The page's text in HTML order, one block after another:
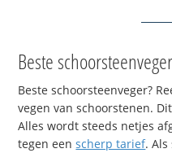
Beste schoorsteenveger
Beste schoorsteenveger?
vegen van schoorstenen.
Alles wordt steeds netjes
tegen eenscherp tarief. Als